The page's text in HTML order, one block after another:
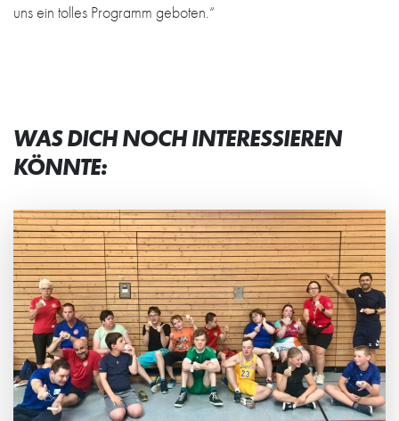
uns ein tolles Programm geboten.“
WAS DICH NOCH INTERESSIEREN
KÖNNTE: